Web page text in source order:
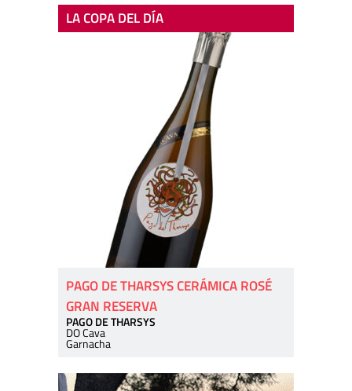
LA COPA DEL DÍA
PAGO DE THARSYS CERÁMICA ROSÉ
GRAN RESERVA
PAGO DE THARSYS
DO Cava
Garnacha